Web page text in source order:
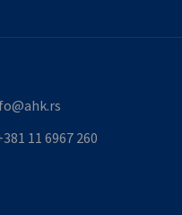
11 6967 260